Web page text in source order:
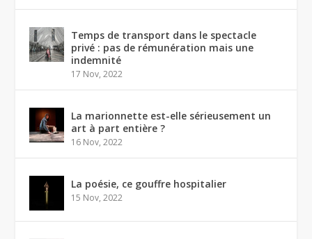
Temps de transport dans le spectacle
privé : pas de rémunération mais une
indemnité
17 Nov, 2022
La marionnette est-elle sérieusement un
art à part entière ?
16 Nov, 2022
La poésie, ce gouffre hospitalier
15 Nov, 2022